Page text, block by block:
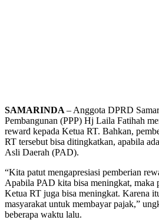
SAMARINDA – Anggota DPRD
Pembangunan (PPP) Hj Laila Fatihah
reward kepada Ketua RT. Bahkan,
RT tersebut bisa ditingkatkan, apabila
Asli Daerah (PAD).
“Kita patut mengapresiasi pemberian
Apabila PAD kita bisa meningkat, maka
Ketua RT juga bisa meningkat. Karena
masyarakat untuk membayar pajak,”
beberapa waktu lalu.